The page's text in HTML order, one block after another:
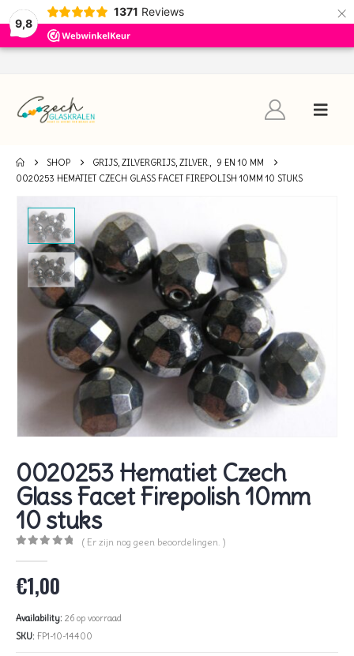
9,8
1371 Reviews ×
SHOP GRIJS, ZILVERGRIJS, ZILVER., 9 EN 10 MM
0020253 HEMATIET CZECH GLASS FACET FIREPOLISH 10MM 10 STUKS
0020253 Hematiet Czech
Glass Facet Firepolish 10mm
10 stuks
( Er zijn nog geen beoordelingen. )
€1,00
Availability: 26 op voorraad
SKU: FP1-10-14400